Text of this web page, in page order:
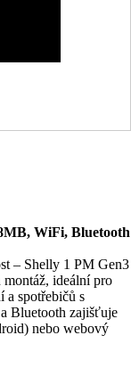
WiFi, Bluetooth
– Shelly 1 PM Gen3
ideální pro
a spotřebičů s
Bluetooth zajišťuje
nebo webový